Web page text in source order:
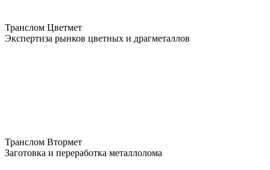
Транслом Цветмет
Экспертиза рынков цветных и драгметаллов
Транслом Втормет
Заготовка и переработка металлолома